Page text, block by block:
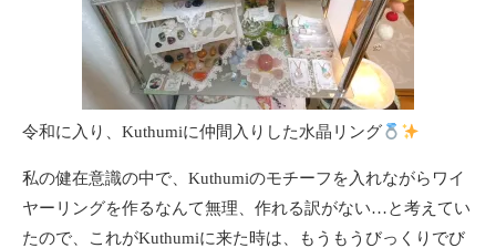
令和に入り、Kuthumiに仲間入りした水晶リング
私の健在意識の中で、Kuthumiのモチーフを入れながらワイ
ヤーリングを作るなんて無理、作れる訳がない…と考えてい
たので、これがKuthumiに来た時は、もうもうびっくりでび